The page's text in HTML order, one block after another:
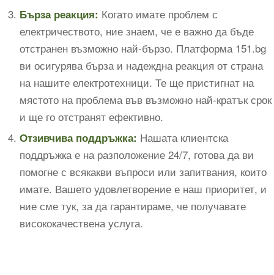
Бърза реакция: Когато имате проблем с
електричеството, ние знаем, че е важно да бъде
отстранен възможно най-бързо. Платформа 151.bg
ви осигурява бърза и надеждна реакция от страна
на нашите електротехници. Те ще пристигнат на
мястото на проблема във възможно най-кратък срок
и ще го отстранят ефективно.
Отзивчива поддръжка: Нашата клиентска
поддръжка е на разположение 24/7, готова да ви
помогне с всякакви въпроси или запитвания, които
имате. Вашето удовлетворение е наш приоритет, и
ние сме тук, за да гарантираме, че получавате
висококачествена услуга.